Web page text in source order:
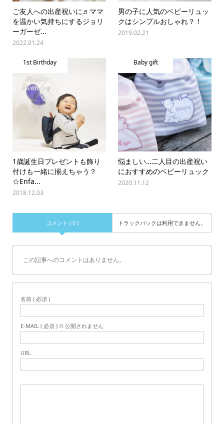
ご友人への出産祝いに♬ママ
を温かい気持ちにするジョリ
ーガーゼ...
2022.01.24
男の子に人気のベビーリュッ
クはシンプルおしゃれ？！
2019.02.21
1st Birthday
1歳誕生日プレゼントも飾り
付けも一緒に揃えちゃう？
☆Enfa...
2018.12.03
Baby gift
悩ましい…二人目の出産祝い
におすすめのベビーリュック
2020.11.12
コメント ( 0 ) トラックバックは利用できません。
この記事へのコメントはありません。
名前 ( 必須 )
E-MAIL ( 必須 ) ※ 公開されません
URL